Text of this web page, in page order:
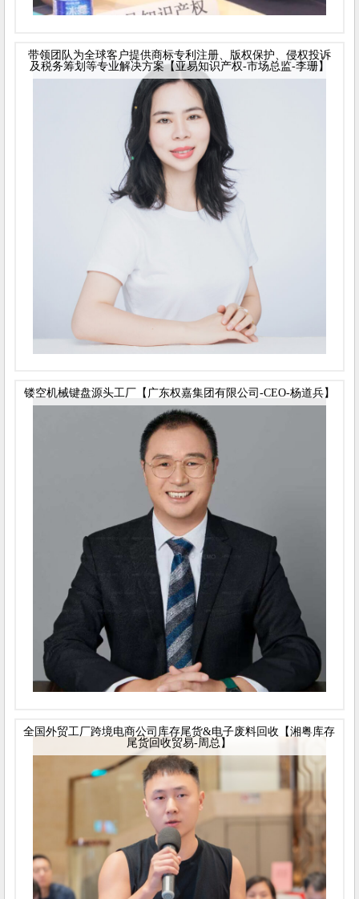
带领团队为全球客户提供商标专利注册、版权保护、侵权投诉
及税务筹划等专业解决方案【亚易知识产权-市场总监-李珊】
镂空机械键盘源头工厂【广东权嘉集团有限公司-CEO-杨道兵】
全国外贸工厂跨境电商公司库存尾货&电子废料回收【湘粤库存
尾货回收贸易-周总】